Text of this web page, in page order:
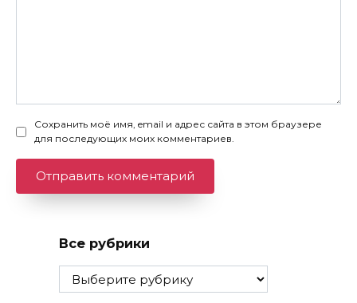
Сохранить моё имя, email и адрес сайта в этом браузере
для последующих моих комментариев.
Все рубрики
Все
рубрики